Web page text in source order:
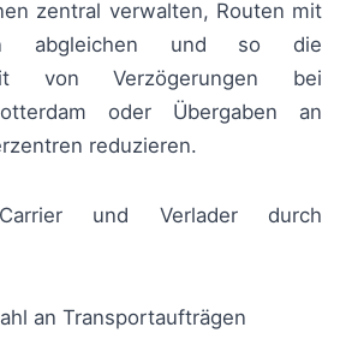
zentral verwalten, Routen mit
abgleichen und so die
von Verzögerungen bei
oder Übergaben an
reduzieren.
und Verlader durch
an Transportaufträgen